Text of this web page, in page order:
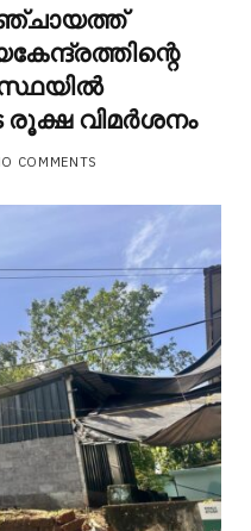
വിമർശനം
COMMENTS